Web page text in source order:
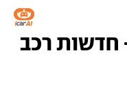
חדשות רכב